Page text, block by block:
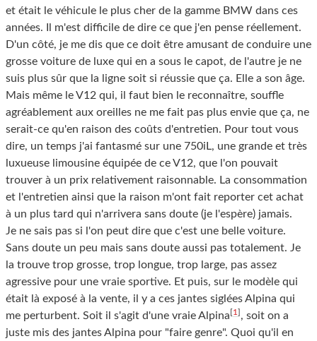
et était le véhicule le plus cher de la gamme BMW dans ces
années. Il m'est difficile de dire ce que j'en pense réellement.
D'un côté, je me dis que ce doit être amusant de conduire une
grosse voiture de luxe qui en a sous le capot, de l'autre je ne
suis plus sûr que la ligne soit si réussie que ça. Elle a son âge.
Mais même le V12 qui, il faut bien le reconnaître, souffle
agréablement aux oreilles ne me fait pas plus envie que ça, ne
serait-ce qu'en raison des coûts d'entretien. Pour tout vous
dire, un temps j'ai fantasmé sur une 750iL, une grande et très
luxueuse limousine équipée de ce V12, que l'on pouvait
trouver à un prix relativement raisonnable. La consommation
et l'entretien ainsi que la raison m'ont fait reporter cet achat
à un plus tard qui n'arrivera sans doute (je l'espère) jamais.
Je ne sais pas si l'on peut dire que c'est une belle voiture.
Sans doute un peu mais sans doute aussi pas totalement. Je
la trouve trop grosse, trop longue, trop large, pas assez
agressive pour une vraie sportive. Et puis, sur le modèle qui
était là exposé à la vente, il y a ces jantes siglées Alpina qui
me perturbent. Soit il s'agit d'une vraie Alpina [1] , soit on a
juste mis des jantes Alpina pour "faire genre". Quoi qu'il en